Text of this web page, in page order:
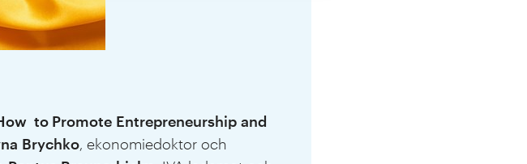
to Promote Entrepreneurship and
Brychko, ekonomiedoktor och